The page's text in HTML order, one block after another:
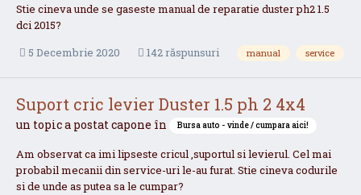
Stie cineva unde se gaseste manual de reparatie duster ph2 1.5
dci 2015?
5 Decembrie 2020
142 răspunsuri manual service
Suport cric levier Duster 1.5 ph 2 4x4
un topic a postatcapone în Bursa auto - vinde / cumpara aici!
Am observat ca imi lipseste cricul ,suportul si levierul. Cel mai
probabil mecanii din service-uri le-au furat. Stie cineva codurile
si de unde as putea sa le cumpar?